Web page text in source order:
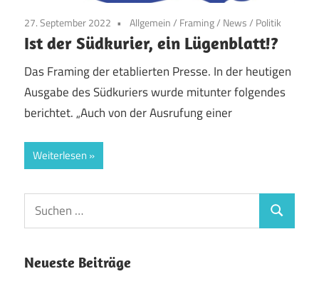
27. September 2022 Allgemein/ Framing/ News/ Politik
Ist der Südkurier, ein Lügenblatt!?
Das Framing der etablierten Presse. In der heutigen
Ausgabe des Südkuriers wurde mitunter folgendes
berichtet. „Auch von der Ausrufung einer
Weiterlesen
Suchen
nach:
Suchen
Neueste Beiträge